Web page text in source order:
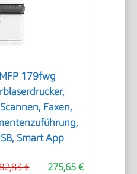
179fwg
Faxen,
Smart App
275,65 €
€